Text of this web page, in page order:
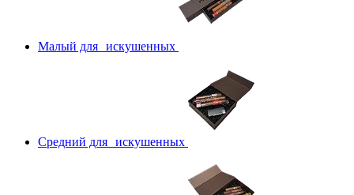
Малый для искушенных
Средний для искушенных